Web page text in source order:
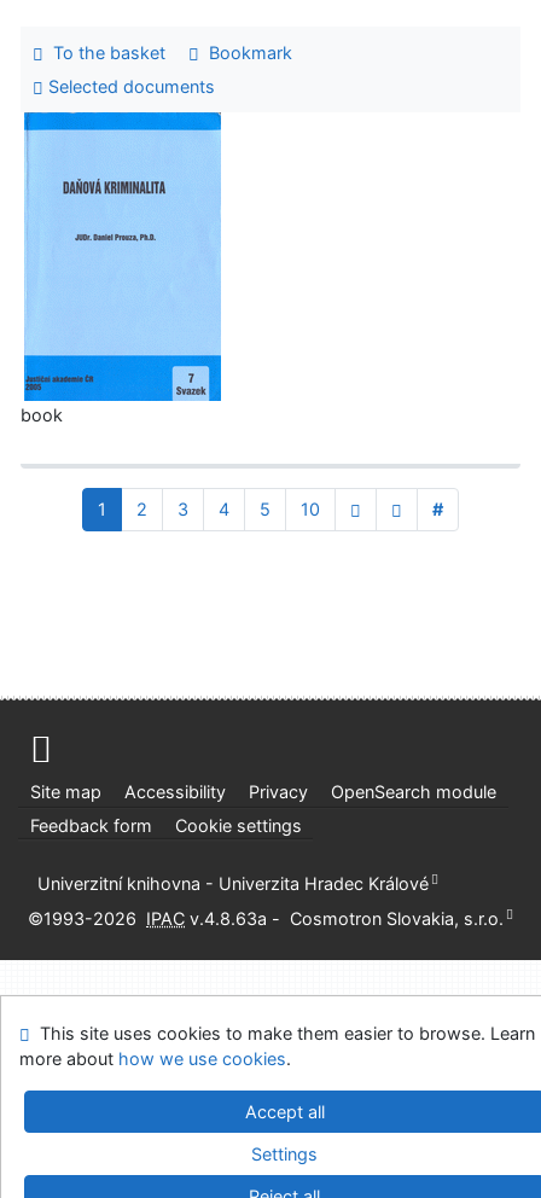
To the basket
Bookmark
Selected documents
book
1 2 3 4 5 10 #
Site map Accessibility Privacy
OpenSearch module
Feedback form
Cookie settings
Univerzitní knihovna - Univerzita Hradec Králové
©1993-2026 IPAC v.4.8.63a - Cosmotron Slovakia, s.r.o.
This site uses cookies to make them easier to browse. Learn
more about how we use cookies.
Accept all
Settings